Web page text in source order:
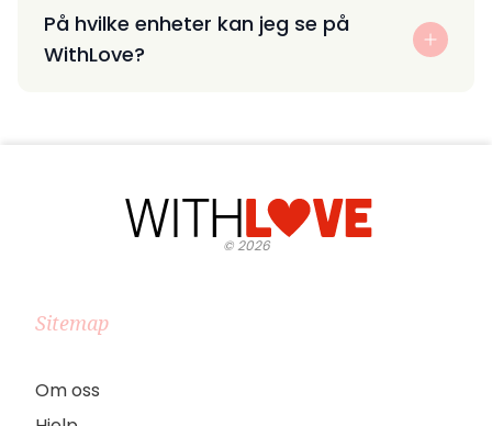
På hvilke enheter kan jeg se på
WithLove?
©2026
Sitemap
Om oss